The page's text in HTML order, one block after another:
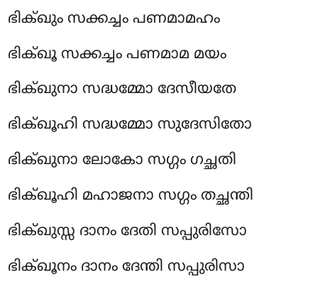
ഭിക്ഖും സക്കച്ചം പണമാമഹം
ഭിക്ഖൂ സക്കച്ചം പണമാമ മയം
ഭിക്ഖുനാ സദ്ധമ്മോ ദേസീയതേ
ഭിക്ഖൂഹി സദ്ധമ്മോ സുദേസിതോ
ഭിക്ഖുനാ ലോകോ സഗ്ഗം ഗച്ഛതി
ഭിക്ഖൂഹി മഹാജനാ സഗ്ഗം തച്ഛന്തി
ഭിക്ഖുസ്സ ദാനം ദേതി സപ്പുരിസോ
ഭിക്ഖൂനം ദാനം ദേന്തി സപ്പുരിസാ